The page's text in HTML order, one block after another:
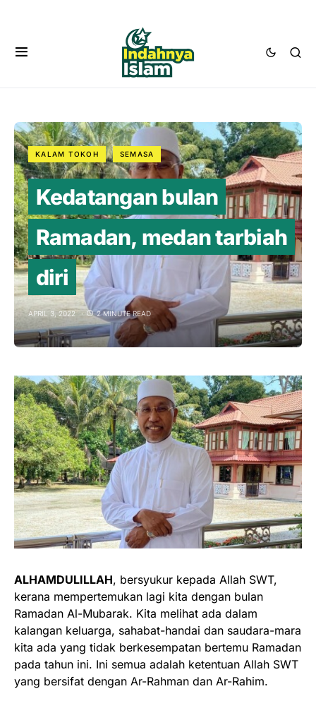
KALAM TOKOH SEMASA
Kedatangan bulan
Ramadan, medan tarbiah
diri
APRIL 3, 2022 2 MINUTE READ
ALHAMDULILLAH, bersyukur kepada Allah SWT,
kerana mempertemukan lagi kita dengan bulan
Ramadan Al-Mubarak. Kita melihat ada dalam
kalangan keluarga, sahabat-handai dan saudara-mara
kita ada yang tidak berkesempatan bertemu Ramadan
pada tahun ini. Ini semua adalah ketentuan Allah SWT
yang bersifat dengan Ar-Rahman dan Ar-Rahim.